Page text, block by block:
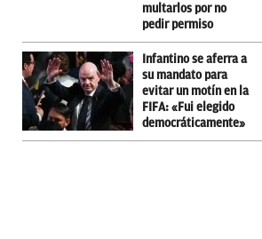
multarlos por no
pedir permiso
Infantino se aferra a
su mandato para
evitar un motín en la
FIFA: «Fui elegido
democráticamente»